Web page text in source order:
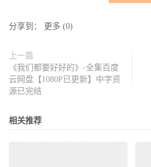
分享到： 更多 (0)
上一篇
《我们都要好好的》-全集百度
云网盘【1080P已更新】中字资
源已完结
相关推荐